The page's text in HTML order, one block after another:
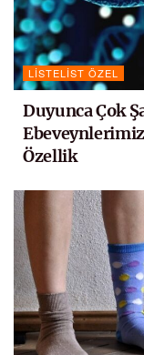
LISTELIST ÖZEL
Duyunca Çok
Özellik